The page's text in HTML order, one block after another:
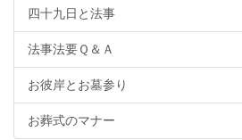
四十九日と法事
法事法要Ｑ＆Ａ
お彼岸とお墓参り
お葬式のマナー